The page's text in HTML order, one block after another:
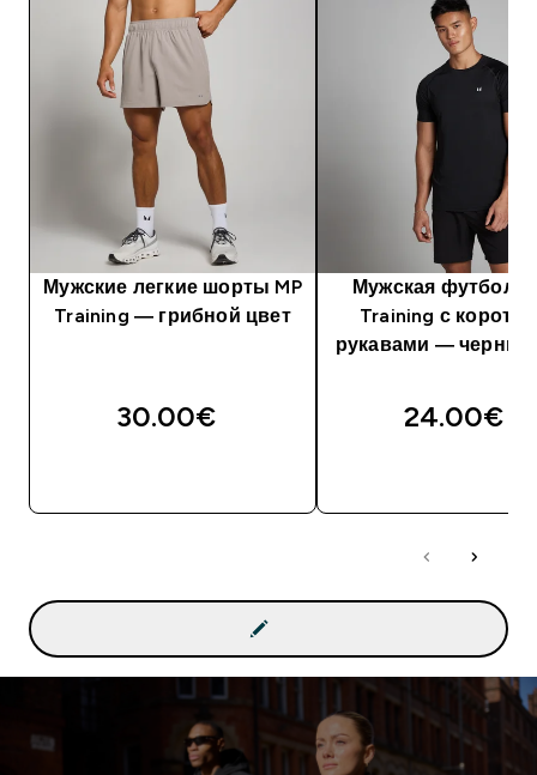
Мужские легкие шорты MP
Training — грибной цвет
30.00€‎
Мужская футболка
Training с
рукавами — черный
24.00€‎